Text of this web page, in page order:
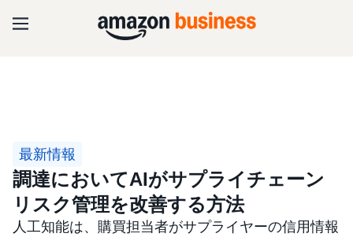
最新情報
調達においてAIがサプライチェーン
リスク管理を改善する方法
人工知能は、購買担当者がサプライヤーの信用情報